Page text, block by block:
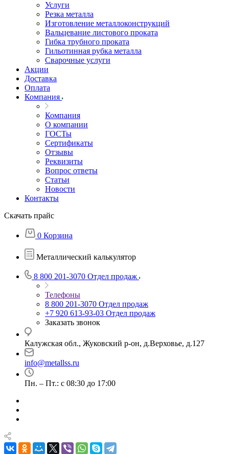
Услуги
Резка металла
Изготовление металлоконструкций
Вальцевание листового проката
Гибка трубного проката
Гильотинная рубка металла
Сварочные услуги
Акции
Доставка
Оплата
Компания
Компания
О компании
ГОСТы
Сертификаты
Отзывы
Реквизиты
Вопрос ответы
Статьи
Новости
Контакты
Скачать прайс
0 Корзина
Металлический калькулятор
8 800 201-3070 Отдел продаж
Телефоны
8 800 201-3070 Отдел продаж
+7 920 613-93-03 Отдел продаж
Заказать звонок
Калужская обл., Жуковский р-он, д.Верховье, д.127
info@metallss.ru
Пн. – Пт.: с 08:30 до 17:00